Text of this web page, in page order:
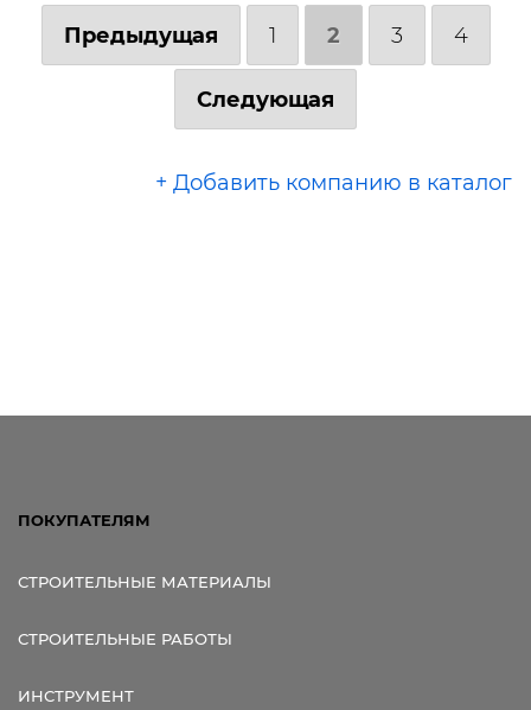
Предыдущая 1 2 3 4
Следующая
+ Добавить компанию в каталог
ПОКУПАТЕЛЯМ
СТРОИТЕЛЬНЫЕ МАТЕРИАЛЫ
СТРОИТЕЛЬНЫЕ РАБОТЫ
ИНСТРУМЕНТ